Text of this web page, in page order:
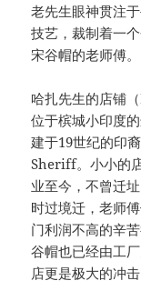
老先生眼神贯注
技艺，裁制着一
宋谷帽的老师傅。
哈扎先生的店铺
位于槟城小印度
建于19世纪的印
Sheriff。小小的
业至今，不曾迁
时过境迁，老师
门利润不高的辛
谷帽也已经由工
店更是极大的冲击